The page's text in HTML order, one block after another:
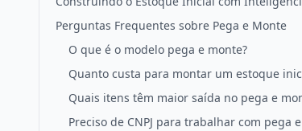
Perguntas Frequentes sobre Pega e Monte
O que é o modelo pega e monte?
Quanto custa para montar um estoque
Quais itens têm maior saída no pega e
Preciso de CNPJ para trabalhar com pega